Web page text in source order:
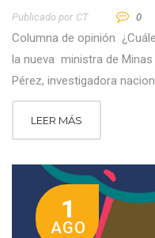
Publicado por CT 0
Columna de opinión
la nueva ministra de
Pérez, investigadora
LEER MÁS
1
AGO